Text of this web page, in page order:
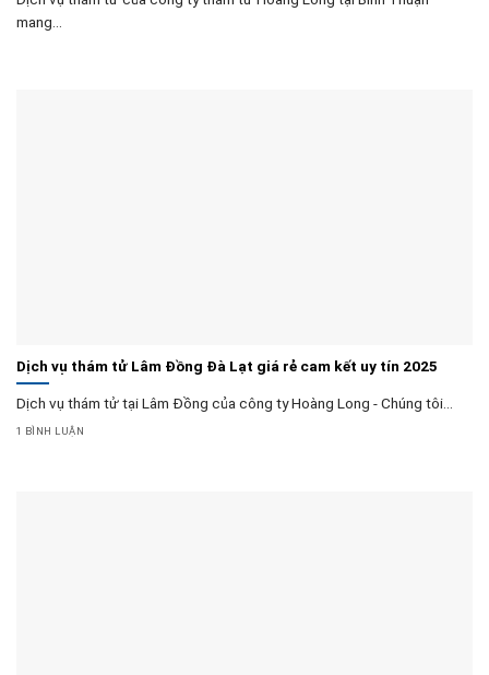
mang...
Dịch vụ thám tử Lâm Đồng Đà Lạt giá rẻ cam kết uy tín 2025
Dịch vụ thám tử tại Lâm Đồng của công ty Hoàng Long - Chúng tôi...
1 BÌNH LUẬN